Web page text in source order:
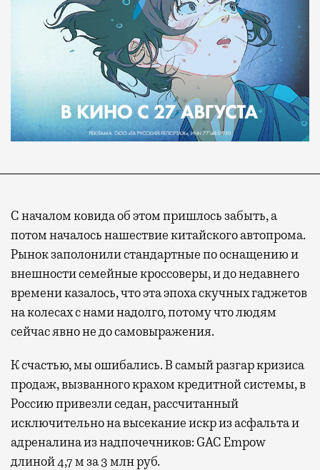
С началом ковида об этом пришлось забыть, а
потом началось нашествие китайского автопрома.
Рынок заполонили стандартные по оснащению и
внешности семейные кроссоверы, и до недавнего
времени казалось, что эта эпоха скучных гаджетов
на колесах с нами надолго, потому что людям
сейчас явно не до самовыражения.
К счастью, мы ошибались. В самый разгар кризиса
продаж, вызванного крахом кредитной системы, в
Россию привезли седан, рассчитанный
исключительно на высекание искр из асфальта и
адреналина из надпочечников: GAC Empow
длиной 4,7 м за 3 млн руб.